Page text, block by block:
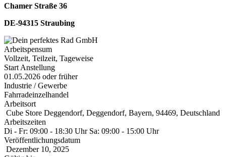
Chamer Straße 36
DE-94315 Straubing
Arbeitspensum
Vollzeit, Teilzeit, Tageweise
Start Anstellung
01.05.2026 oder früher
Industrie / Gewerbe
Fahrradeinzelhandel
Arbeitsort
Cube Store Deggendorf, Deggendorf, Bayern, 94469, Deutschland
Arbeitszeiten
Di - Fr: 09:00 - 18:30 Uhr Sa: 09:00 - 15:00 Uhr
Veröffentlichungsdatum
Dezember 10, 2025